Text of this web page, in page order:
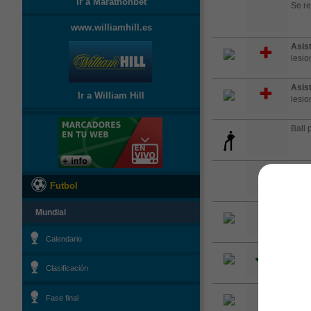
www.williamhill.es
Ir a William Hill
Futbol
Mundial
Calendario
Clasificación
Fase final
Se
Ball
on